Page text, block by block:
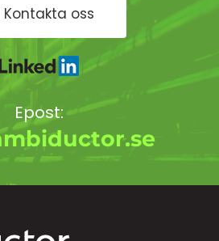
Kontakta oss
Epost: